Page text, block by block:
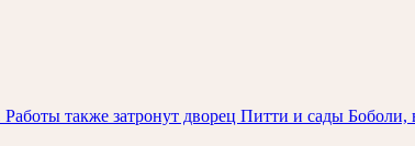
также затронут дворец Питти и сады